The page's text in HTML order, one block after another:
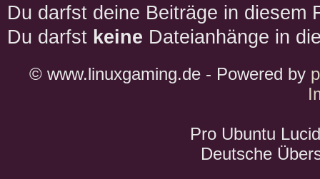
Du darfst deine Beiträge in diesem
Du darfst keine Dateianhänge in
© www.linuxgaming.de - Powered by
Pro Ubuntu
Deutsche